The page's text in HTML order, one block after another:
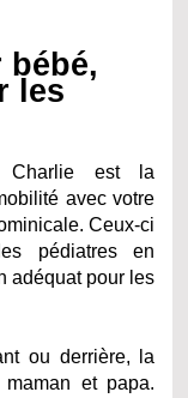
les
Charlie est la
avec votre
Ceux-ci
pédiatres en
adéquat pour les
ou derrière, la
et papa.